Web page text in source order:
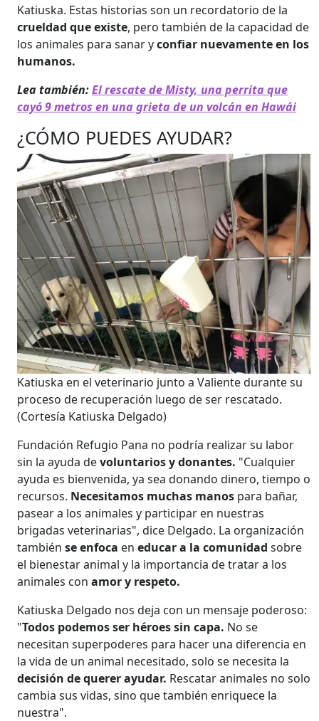
Katiuska. Estas historias son un recordatorio de la
crueldad que existe, pero también de la capacidad de
los animales para sanar yconfiar nuevamente en los
humanos.
Lea también:El rescate de Misty, una perrita que
cayó 9 metros en una grieta de un volcán en Hawái
¿CÓMO PUEDES AYUDAR?
Katiuska en el veterinario junto a Valiente durante su
proceso de recuperación luego de ser rescatado.
(Cortesía Katiuska Delgado)
Fundación Refugio Pana no podría realizar su labor
sin la ayuda devoluntarios y donantes. "Cualquier
ayuda es bienvenida, ya sea donando dinero, tiempo o
recursos. Necesitamos muchas manos para bañar,
pasear a los animales y participar en nuestras
brigadas veterinarias", dice Delgado. La organización
también se enfoca en educar a la comunidad sobre
el bienestar animal y la importancia de tratar a los
animales con amor y respeto.
Katiuska Delgado nos deja con un mensaje poderoso:
"Todos podemos ser héroes sin capa. No se
necesitan superpoderes para hacer una diferencia en
la vida de un animal necesitado, solo se necesita la
decisión de querer ayudar. Rescatar animales no solo
cambia sus vidas, sino que también enriquece la
nuestra".